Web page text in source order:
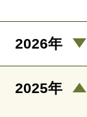
2026年
2025年